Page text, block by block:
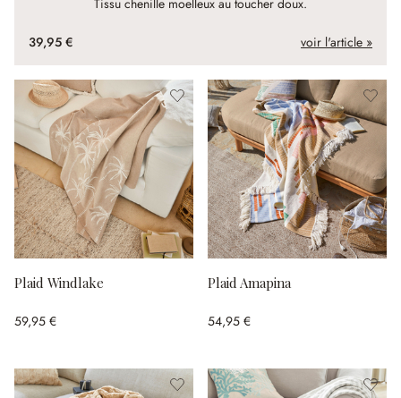
Tissu chenille moelleux au toucher doux.
39,95 € voir l'article »
Plaid Windlake
59,95 €
Plaid Amapina
54,95 €